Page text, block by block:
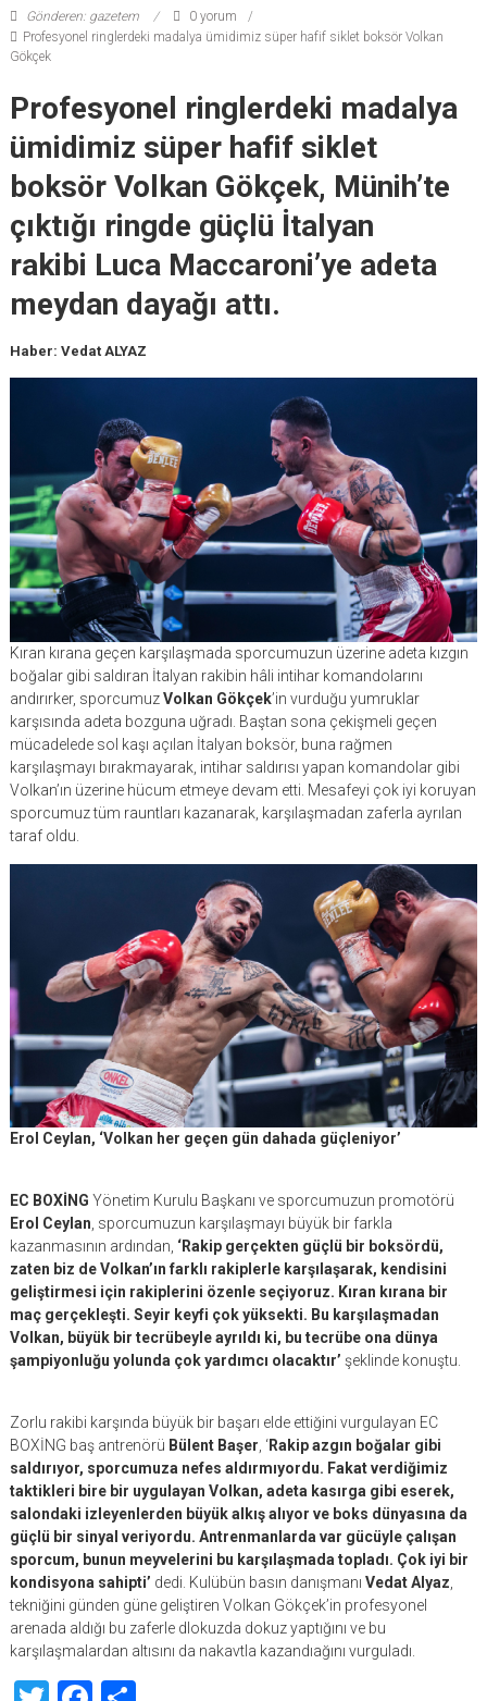
Gönderen: gazetem
0 yorum
Profesyonel ringlerdeki madalya ümidimiz süper hafif siklet boksör Volkan
Gökçek
Profesyonel ringlerdeki madalya
ümidimiz süper hafif siklet
boksör Volkan Gökçek, Münih’te
çıktığı ringde güçlü İtalyan
rakibi Luca Maccaroni’ye adeta
meydan dayağı attı.
Haber: Vedat ALYAZ
Kıran kırana geçen karşılaşmada sporcumuzun üzerine adeta kızgın
boğalar gibi saldıran İtalyan rakibin hâli intihar komandolarını
andırırker, sporcumuzVolkan Gökçek’in vurduğu yumruklar
karşısında adeta bozguna uğradı. Baştan sona çekişmeli geçen
mücadelede sol kaşı açılan İtalyan boksör, buna rağmen
karşılaşmayı bırakmayarak, intihar saldırısı yapan komandolar gibi
Volkan’ın üzerine hücum etmeye devam etti. Mesafeyi çok iyi koruyan
sporcumuz tüm rauntları kazanarak, karşılaşmadan zaferla ayrılan
taraf oldu.
Erol Ceylan, ‘Volkan her geçen gün dahada güçleniyor’
EC BOXİNG Yönetim Kurulu Başkanı ve sporcumuzun promotörü
Erol Ceylan , sporcumuzun karşılaşmayı büyük bir farkla
kazanmasının ardından, ‘Rakip gerçekten güçlü bir boksördü,
zaten biz de Volkan’ın farklı rakiplerle karşılaşarak, kendisini
geliştirmesi için rakiplerini özenle seçiyoruz. Kıran kırana bir
maç gerçekleşti. Seyir keyfi çok yüksekti. Bu karşılaşmadan
Volkan, büyük bir tecrübeyle ayrıldı ki, bu tecrübe ona dünya
şampiyonluğu yolunda çok yardımcı olacaktır’ şeklinde konuştu.
Zorlu rakibi karşında büyük bir başarı elde ettiğini vurgulayan EC
BOXİNG baş antrenörü Bülent Başer , ‘Rakip azgın boğalar gibi
saldırıyor, sporcumuza nefes aldırmıyordu. Fakat verdiğimiz
taktikleri bire bir uygulayan Volkan, adeta kasırga gibi eserek,
salondaki izleyenlerden büyük alkış alıyor ve boks dünyasına da
güçlü bir sinyal veriyordu. Antrenmanlarda var gücüyle çalışan
sporcum, bunun meyvelerini bu karşılaşmada topladı. Çok iyi bir
kondisyona sahipti’ dedi. Kulübün basın danışmanı Vedat Alyaz
tekniğini günden güne geliştiren Volkan Gökçek’in profesyonel
arenada aldığı bu zaferle dlokuzda dokuz yaptığını ve bu
karşılaşmalardan altısını da nakavtla kazandıağını vurguladı.